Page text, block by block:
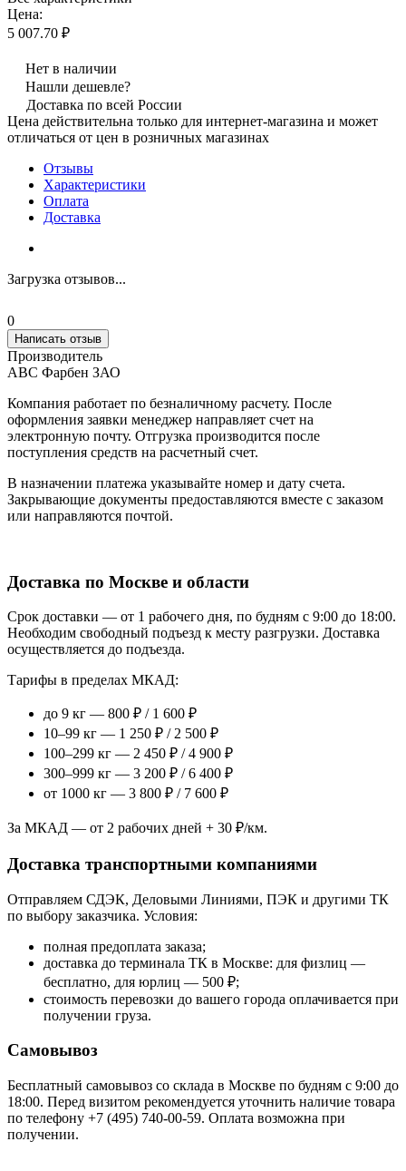
Цена:
5 007.70 ₽
Нет в наличии
Нашли дешевле?
Доставка по всей России
Цена действительна только для интернет-магазина и может
отличаться от цен в розничных магазинах
Отзывы
Характеристики
Оплата
Доставка
Загрузка отзывов...
0
Написать отзыв
Производитель
АВС Фарбен ЗАО
Компания работает по безналичному расчету. После
оформления заявки менеджер направляет счет на
электронную почту. Отгрузка производится после
поступления средств на расчетный счет.
В назначении платежа указывайте номер и дату счета.
Закрывающие документы предоставляются вместе с заказом
или направляются почтой.
Доставка по Москве и области
Срок доставки — от 1 рабочего дня, по будням с 9:00 до 18:00.
Необходим свободный подъезд к месту разгрузки. Доставка
осуществляется до подъезда.
Тарифы в пределах МКАД:
до 9 кг — 800 ₽ / 1 600 ₽
10–99 кг — 1 250 ₽ / 2 500 ₽
100–299 кг — 2 450 ₽ / 4 900 ₽
300–999 кг — 3 200 ₽ / 6 400 ₽
от 1000 кг — 3 800 ₽ / 7 600 ₽
За МКАД — от 2 рабочих дней + 30 ₽/км.
Доставка транспортными компаниями
Отправляем СДЭК, Деловыми Линиями, ПЭК и другими ТК
по выбору заказчика. Условия:
полная предоплата заказа;
доставка до терминала ТК в Москве: для физлиц —
бесплатно, для юрлиц — 500 ₽;
стоимость перевозки до вашего города оплачивается при
получении груза.
Самовывоз
Бесплатный самовывоз со склада в Москве по будням с 9:00 до
18:00. Перед визитом рекомендуется уточнить наличие товара
по телефону +7 (495) 740-00-59. Оплата возможна при
получении.